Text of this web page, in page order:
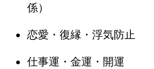
係）
恋愛・復縁・浮気防止
仕事運・金運・開運